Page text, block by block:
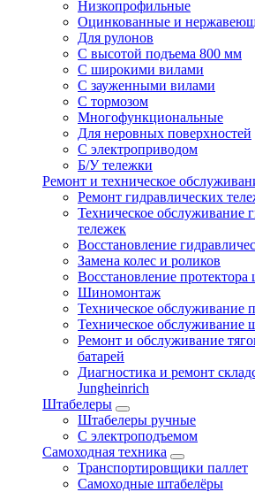
Низкопрофильные
Оцинкованные и
Для рулонов
С высотой подъема 800 мм
С широкими вилами
С зауженными вилами
С тормозом
Многофункциональные
Для неровных поверхностей
С электроприводом
Б/У тележки
Ремонт и техническое
Ремонт гидравлических
Техническое обслуживание
тележек
Восстановление
Замена колес и роликов
Восстановление протектора
Шиномонтаж
Техническое обслуживание
Техническое обслуживание
Ремонт и обслуживание
батарей
Диагностика и ремонт
Jungheinrich
Штабелеры
Штабелеры ручные
С электроподъемом
Самоходная техника
Транспортировщики паллет
Самоходные штабелёры